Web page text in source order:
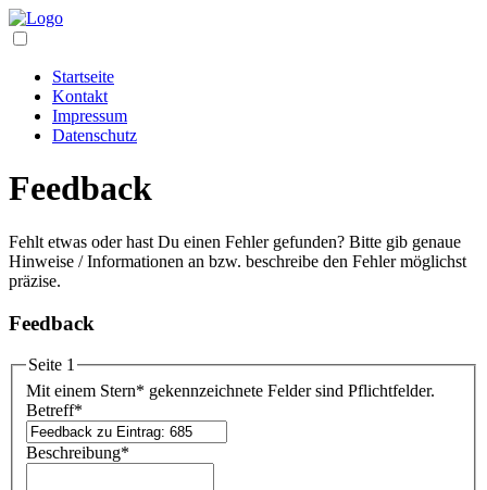
Startseite
Kontakt
Impressum
Datenschutz
Feedback
Fehlt etwas oder hast Du einen Fehler gefunden? Bitte gib genaue
Hinweise / Informationen an bzw. beschreibe den Fehler möglichst
präzise.
Feedback
Seite 1
Mit einem Stern* gekennzeichnete Felder sind Pflichtfelder.
Betreff*
Beschreibung*